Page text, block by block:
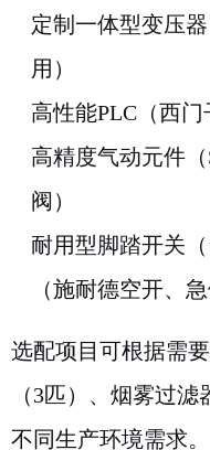
定制一体型变压
用）
高性能PLC（西门
高精度气动元件
阀）
耐用型脚踏开关
（施耐德空开、急
选配项目可根据需
（3匹）、烟雾过
不同生产环境需求。